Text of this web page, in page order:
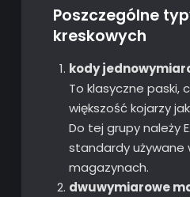
Poszczególne
kreskowych
kody
To klasyczne paski,
większość kojarzy
Do tej grupy należy
standardy używane
magazynach.
dwuwymiarowe